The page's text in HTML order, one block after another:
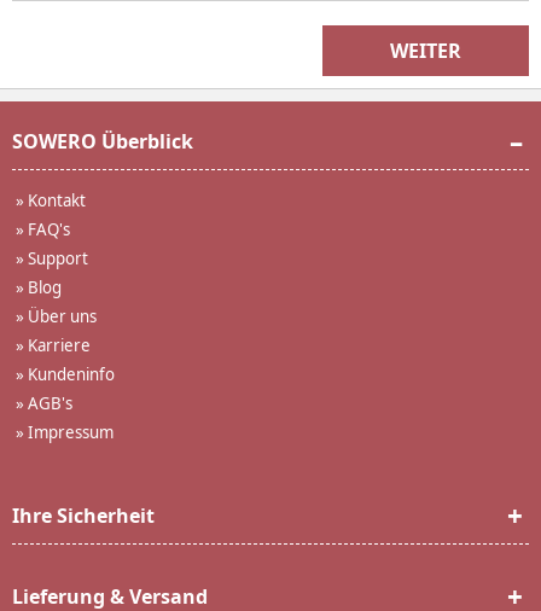
WEITER
SOWERO Überblick
» Kontakt
» FAQ's
» Support
» Blog
» Über uns
» Karriere
» Kundeninfo
» AGB's
» Impressum
Ihre Sicherheit
Lieferung & Versand